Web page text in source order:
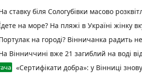
ставку біля Сологубівки масово
на море? На пляжі в Україні жінку
на городі? Вінничанка радить
Вінниччині вже 21 загиблий на воді
«Сертифікати добра»: у Вінниці